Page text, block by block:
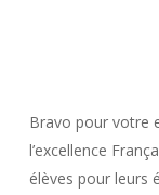
Bravo pour votre
l’excellence
élèves pour leurs